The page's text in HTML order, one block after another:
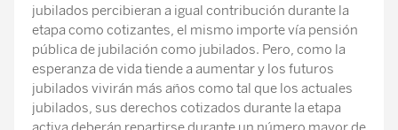
jubilados percibieran a igual contribución durante la
etapa como cotizantes, el mismo importe vía pensión
pública de jubilación como jubilados. Pero, como la
esperanza de vida tiende a aumentar y los futuros
jubilados vivirán más años como tal que los actuales
jubilados, sus derechos cotizados durante la etapa